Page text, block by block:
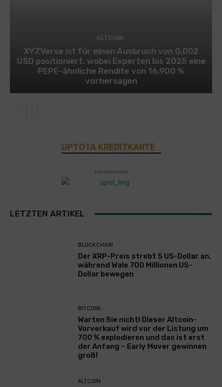
ALTCOIN
XYZVerse ist für einen Ausbruch von 0,002
USD positioniert, wobei Experten bis 2025 eine
PEPE-ähnliche Rendite von 16.900 %
vorhersagen
UPTOTA KREDITKARTE
- Advertisement -
LETZTEN ARTIKEL
BLOCKCHAIN
Der XRP-Preis strebt 5 US-Dollar an,
während Wale 700 Millionen US-
Dollar bewegen
BITCOIN
Warten Sie nicht! Dieser Altcoin-
Vorverkauf wird vor der Listung um
700 % explodieren und das ist erst
der Anfang – Early Mover gewinnen
groß!
ALTCOIN